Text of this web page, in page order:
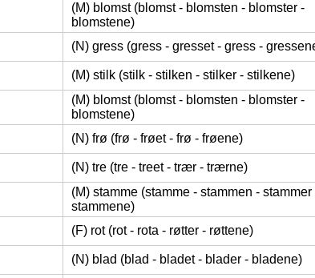
(M) blomst (blomst - blomsten - blomster -
blomstene)
(N) gress (gress - gresset - gress -
(M) stilk (stilk - stilken - stilker - stilkene)
(M) blomst (blomst - blomsten - blomster -
blomstene)
(N) frø (frø - frøet - frø - frøene)
(N) tre (tre - treet - trær - trærne)
(M) stamme (stamme - stammen - stammer
stammene)
(F) rot (rot - rota - røtter - røttene)
(N) blad (blad - bladet - blader - bladene)